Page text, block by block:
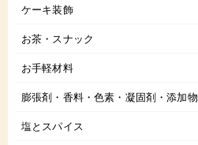
ケーキ装飾
お茶・スナック
お手軽材料
膨張剤・香料・色素・凝固剤・添加物
塩とスパイス